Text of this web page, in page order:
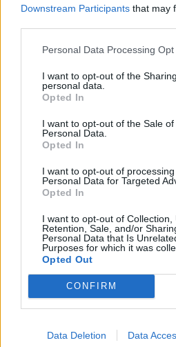
Downstream Participants that may
Personal Data Processing
I want to opt-out of the
personal data.
Opted In
I want to opt-out of the Sale of
Personal Data.
Opted In
I want to opt-out of
Personal Data for Targeted
Opted In
I want to opt-out of Collection,
Retention, Sale, and/or
Personal Data that Is
Purposes for which it was
Opted Out
CONFIRM
Data Deletion Data
*vinkar*
God morgon!
Svara
Katarina
Önskar dig en fin onsdag!
Svara
14 år sedan
Å Jenny hjälp mig.. ska ha 3
på middag.. Vad e lite
massor.. de äter som hästar..
rätt.. Kram Caroline
Svara